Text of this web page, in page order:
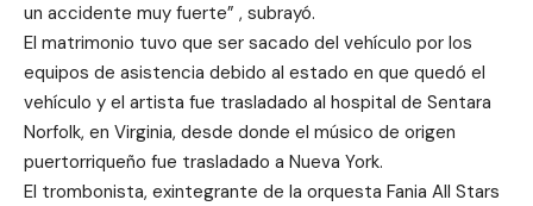
un accidente muy fuerte” , subrayó.
El matrimonio tuvo que ser sacado del vehículo por los
equipos de asistencia debido al estado en que quedó el
vehículo y el artista fue trasladado al hospital de Sentara
Norfolk, en Virginia, desde donde el músico de origen
puertorriqueño fue trasladado a Nueva York.
El trombonista, exintegrante de la orquesta Fania All Stars